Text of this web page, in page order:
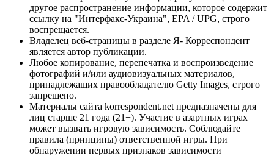
другое распространение информации, которое содержит
ссылку на "Интерфакс-Украина", EPA / UPG, строго
воспрещается.
Владелец веб-страницы в разделе Я- Корреспондент
является автор публикации.
Любое копирование, перепечатка и воспроизведение
фотографий и/или аудиовизуальных материалов,
принадлежащих правообладателю Getty Images, строго
запрещено.
Материалы сайта korrespondent.net предназначены для
лиц старше 21 года (21+). Участие в азартных играх
может вызвать игровую зависимость. Соблюдайте
правила (принципы) ответственной игры. При
обнаружении первых признаков зависимости